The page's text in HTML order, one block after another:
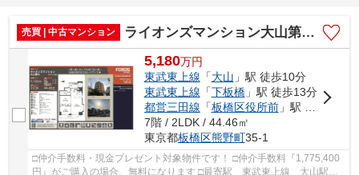
売買 | 中古マンション ライオンズマンション大山第6 仲介手数料無料＋15万円現金プレゼント中
5,180万円
東武東上線 「大山 」駅 徒歩10分
東武東上線 「下板橋」駅 徒歩13分
都営三田線 「板橋区役所前」駅 徒歩15分
7階 / 2LDK / 44.46㎡
東京都板橋区熊野町35-1
□仲介手数料・現金プレゼント対象物件です！ □仲介手数料『1,775,400
円』がご購入の場合、無料になります □最寄駅 東武東上線 大山駅